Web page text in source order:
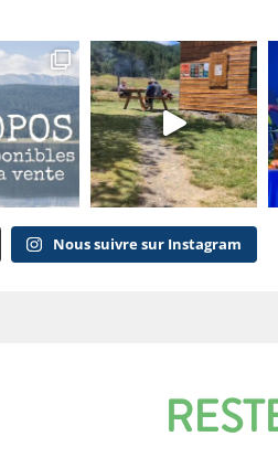
Nous suivre sur Instagram